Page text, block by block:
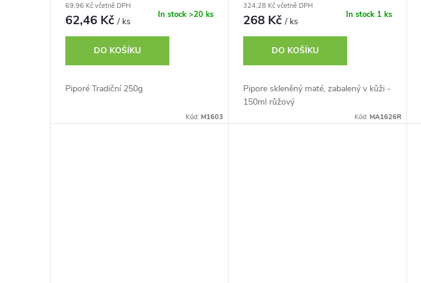
ů
k
69,96 Kč včetně DPH
62,46 Kč/ ks
In stock>20 ks
DO KOŠÍKU
Piporé Tradiční 250g
Kód: M1603
324,28 Kč včetně DPH
268 Kč/ ks
In stock 1 ks
DO KOŠÍKU
Pipore skleněný maté, zabalený v kůži -
150ml růžový
Kód: MA1626R